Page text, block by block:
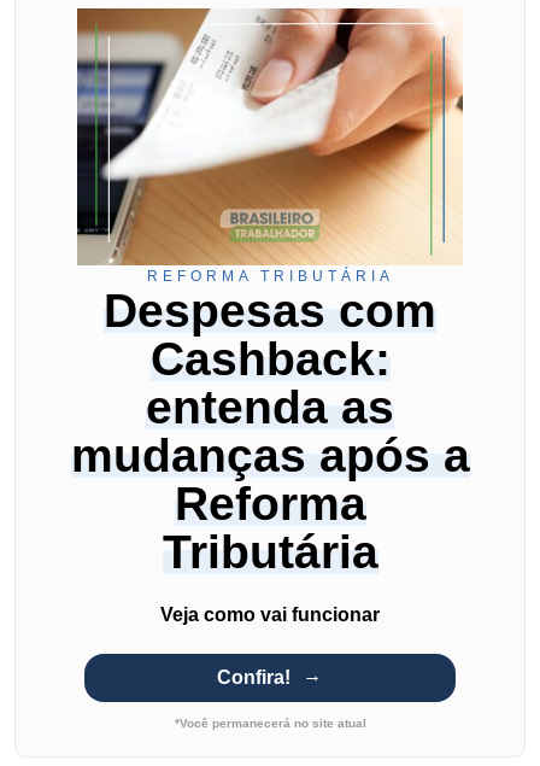
REFORMA TRIBUTÁRIA
Despesas com
Cashback:
entenda as
mudanças após a
Reforma
Tributária
Veja como vai funcionar
Confira!
*Você permanecerá no site atual